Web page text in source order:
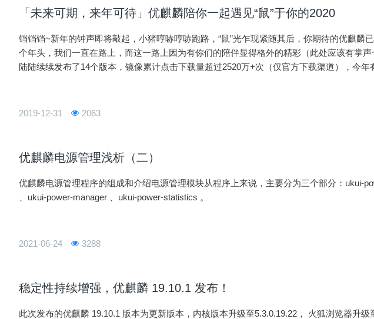
「未来可期，来年可待」优麒麟陪你一起遇见“鼠”于你的2020
铛铛铛~新年的钟声即将敲起，小猪哼哧哼哧跑路，“鼠”光乍现紧随其后，你期待的优麒麟
个年头，我们一直在路上，而这一路上因为有你们的陪伴显得格外的精彩（此处应该有掌
陆陆续续发布了14个版本，镜像累计点击下载量超过2520万+次（仅官方下载渠道），今年
2019-12-31 2063
优麒麟电源管理浅析（二）
优麒麟电源管理程序的组成和介绍电源管理模块从程序上来说，主要分为三个部分：ukui-
、ukui-power-manager 、ukui-power-statistics 。
2021-06-24 3288
稳定性持续增强，优麒麟 19.10.1 发布！
此次发布的优麒麟 19.10.1 版本为更新版本，内核版本升级至5.3.0.19.22， 火狐浏览器升级